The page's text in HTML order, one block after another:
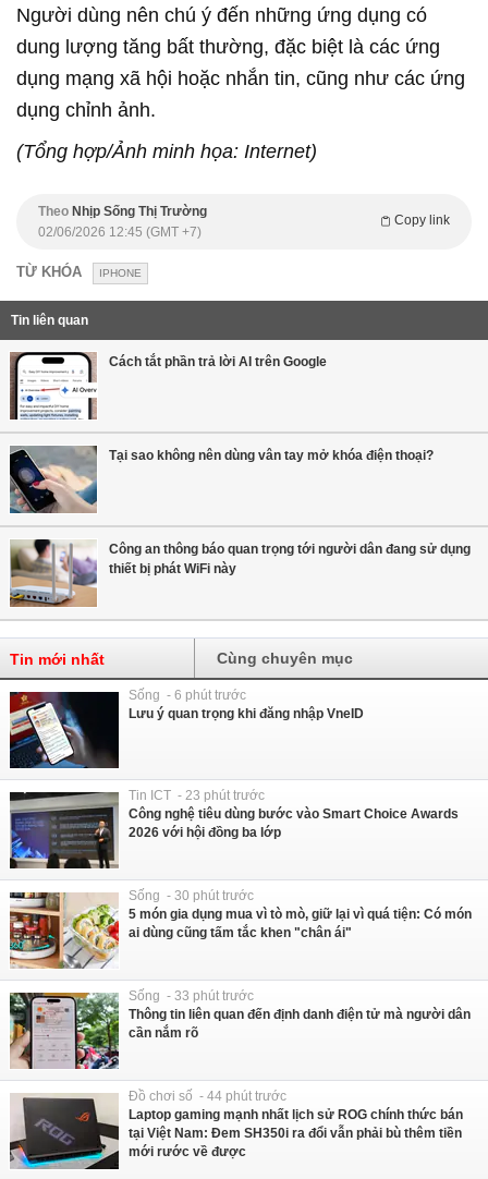
Người dùng nên chú ý đến những ứng dụng có
dung lượng tăng bất thường, đặc biệt là các ứng
dụng mạng xã hội hoặc nhắn tin, cũng như các ứng
dụng chỉnh ảnh.
(Tổng hợp/Ảnh minh họa: Internet)
Theo Nhịp Sống Thị Trường
Copy link
02/06/2026 12:45 (GMT +7)
TỪ KHÓA IPHONE
Tin liên quan
Cách tắt phần trả lời AI trên Google
Tại sao không nên dùng vân tay mở khóa điện thoại?
Công an thông báo quan trọng tới người dân đang sử dụng
thiết bị phát WiFi này
Tin mới nhất Cùng chuyên mục
Sống - 6 phút trước
Lưu ý quan trọng khi đăng nhập VneID
Tin ICT - 23 phút trước
Công nghệ tiêu dùng bước vào Smart Choice Awards
2026 với hội đồng ba lớp
Sống - 30 phút trước
5 món gia dụng mua vì tò mò, giữ lại vì quá tiện: Có món
ai dùng cũng tấm tắc khen "chân ái"
Sống - 33 phút trước
Thông tin liên quan đến định danh điện tử mà người dân
cần nắm rõ
Đồ chơi số - 44 phút trước
Laptop gaming mạnh nhất lịch sử ROG chính thức bán
tại Việt Nam: Đem SH350i ra đổi vẫn phải bù thêm tiền
mới rước về được